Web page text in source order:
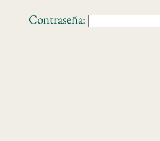
Contraseña: